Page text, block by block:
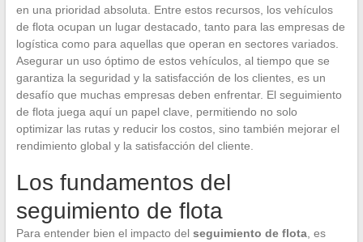
en una prioridad absoluta. Entre estos recursos, los vehículos
de flota ocupan un lugar destacado, tanto para las empresas de
logística como para aquellas que operan en sectores variados.
Asegurar un uso óptimo de estos vehículos, al tiempo que se
garantiza la seguridad y la satisfacción de los clientes, es un
desafío que muchas empresas deben enfrentar. El seguimiento
de flota juega aquí un papel clave, permitiendo no solo
optimizar las rutas y reducir los costos, sino también mejorar el
rendimiento global y la satisfacción del cliente.
Los fundamentos del
seguimiento de flota
Para entender bien el impacto del seguimiento de flota, es